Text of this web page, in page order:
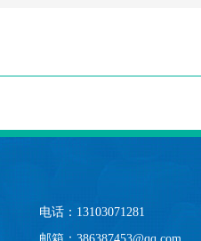
电话：13103071281